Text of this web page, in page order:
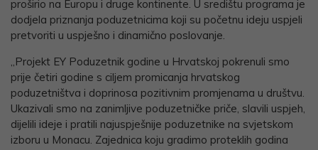
proširio na Europu i druge kontinente. U središtu programa je
dodjela priznanja poduzetnicima koji su početnu ideju uspjeli
pretvoriti u uspješno i dinamično poslovanje.
„Projekt EY Poduzetnik godine u Hrvatskoj pokrenuli smo
prije četiri godine s ciljem promicanja hrvatskog
poduzetništva i doprinosa pozitivnim promjenama u društvu.
Ukazivali smo na zanimljive poduzetničke priče, slavili uspjeh,
dijelili ideje i pratili najuspješnije poduzetnike na svjetskom
izboru u Monacu. Zajednica koju gradimo proteklih godina